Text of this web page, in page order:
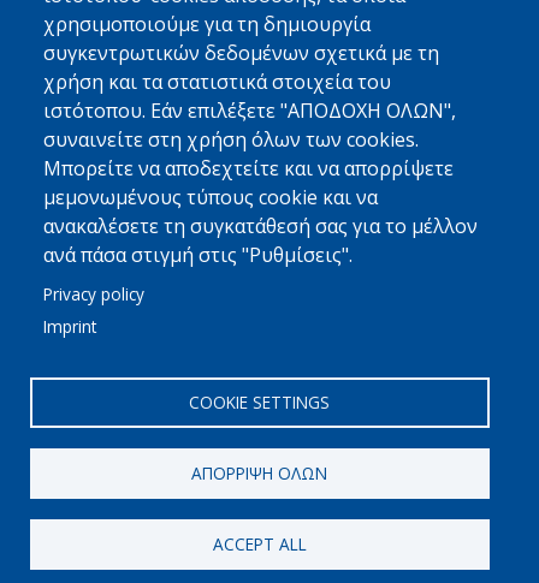
χρησιμοποιούμε για τη δημιουργία
συγκεντρωτικών δεδομένων σχετικά με τη
χρήση και τα στατιστικά στοιχεία του
ιστότοπου. Εάν επιλέξετε "ΑΠΟΔΟΧΗ ΟΛΩΝ",
συναινείτε στη χρήση όλων των cookies.
Μπορείτε να αποδεχτείτε και να απορρίψετε
μεμονωμένους τύπους cookie και να
ανακαλέσετε τη συγκατάθεσή σας για το μέλλον
ανά πάσα στιγμή στις "Ρυθμίσεις".
Privacy policy
Imprint
COOKIE SETTINGS
ΑΠΌΡΡΙΨΗ ΌΛΩΝ
ACCEPT ALL
Περισσότερα
MED FRIGO
Με Μια Ματιά
Φιλοσοφία - Όραμα - Αρχές
Γιατί Να Μας Εμπιστευτείτε
Περισσότερα
ΣΥΝΔΕΘΕΙΤΕ
Επικοινωνία
© 2021//MED FRIGO//Διόδωρου 148//Πάτρα, 26443
+30 2610 461600
Όροι Χρήσης //Site Map